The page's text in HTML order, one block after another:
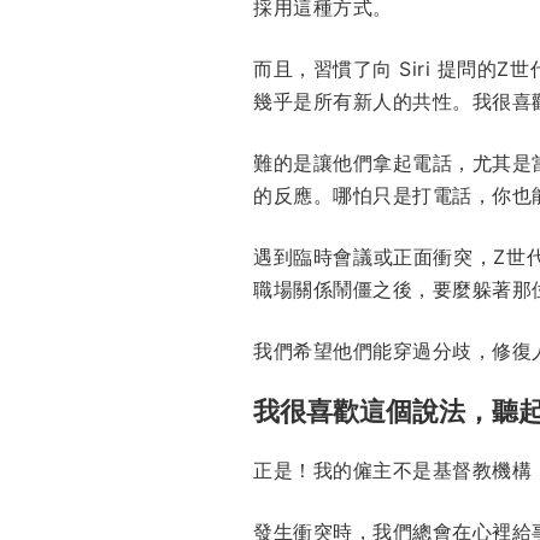
採用這種方式。
而且，習慣了向 Siri 提問的Z世
幾乎是所有新人的共性。我很
難的是讓他們拿起電話，尤其
的反應。哪怕只是打電話，你
遇到臨時會議或正面衝突，Z世
職場關係鬧僵之後，要麼躲著
我們希望他們能穿過分歧，修復
我很喜歡這個說法，
正是！我的僱主不是基督教機
發生衝突時，我們總會在心裡